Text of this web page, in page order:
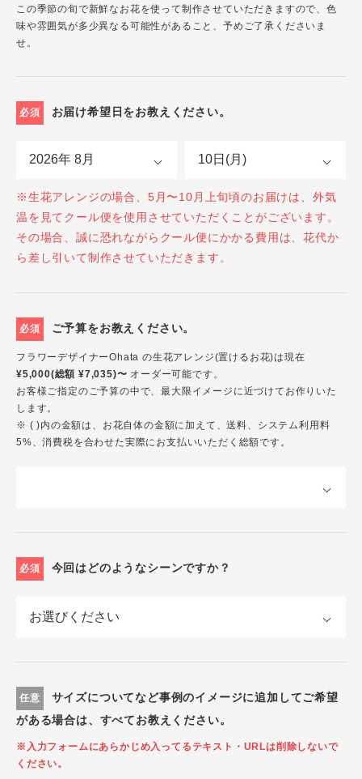
この季節の旬で新鮮なお花を使って制作させていただきますので、色
味や雰囲気が多少異なる可能性があること、予めご了承くださいま
せ。
必須 お届け希望日をお教えください。
※生花アレンジの場合、5月〜10月上旬頃のお届けは、外気
温を見てクール便を使用させていただくことがございます。
その場合、誠に恐れながらクール便にかかる費用は、花代か
ら差し引いて制作させていただきます。
必須 ご予算をお教えください。
フラワーデザイナーOhata の生花アレンジ(置けるお花)は現在
¥5,000(総額 ¥7,035)〜 オーダー可能です。
お客様ご指定のご予算の中で、最大限イメージに近づけてお作りいた
します。
※ ( )内の金額は、お花自体の金額に加えて、送料、システム利用料
5%、消費税を合わせた実際にお支払いいただく総額です。
必須 今回はどのようなシーンですか？
任意
サイズについてなど事例のイメージに追加してご希望
がある場合は、すべてお教えください。
※入力フォームにあらかじめ入ってるテキスト・URLは削除しないで
ください。